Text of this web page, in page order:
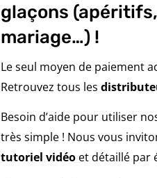
glaçons
mariage…) !
Le seul moyen de paiement
Retrouvez tous les
Besoin d’aide pour utiliser
très simple ! Nous vous
tutoriel vidéoet détaillé par